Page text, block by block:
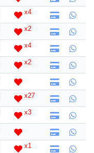
x4
x2
x4
x2
x27
x3
x1